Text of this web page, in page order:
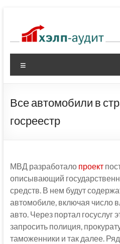
содержимому
Все автомобили в
госреестр
МВД разработало проект
описывающий
средств. В нем будут
автомобиле, включая число
авто. Через портал госуслуг
запросить полиция,
таможенники и так далее.